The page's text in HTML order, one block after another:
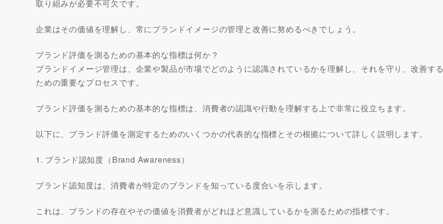
取り組みが必要不可欠です。
企業はその価値を理解し、常にブランドイメージの管理と改善に努めるべきでしょう。
ブランド評価を測るための基本的な指標は何か？
ブランドイメージ管理は、企業や製品が市場でどのように認識されているかを理解し、それを守り、改善する
ための重要なプロセスです。
ブランド評価を測るための基本的な指標は、消費者の認識や行動を理解する上で非常に役立ちます。
以下に、ブランド評価を測定するためのいくつかの代表的な指標とその根拠について詳しく説明します。
1. ブランド認知度（Brand Awareness）
ブランド認知度は、消費者が特定のブランドを知っている度合いを示します。
これは、ブランドの存在やその価値を消費者がどれほど意識しているかを測るための指標です。